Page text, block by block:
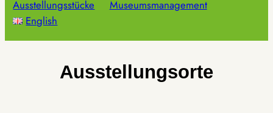
Ausstellungsstücke
Museumsmanagement
English
Ausstellungsorte